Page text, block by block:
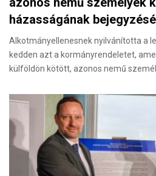
házasságának
Alkotmányellenesnek nyilvánította a
kedden azt a kormányrendeletet,
külföldön kötött, azonos nemű